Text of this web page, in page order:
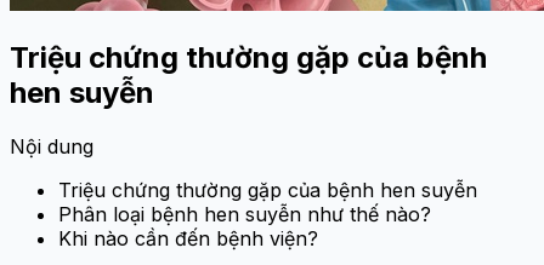
Triệu chứng thường gặp của bệnh
hen suyễn
Nội dung
Triệu chứng thường gặp của bệnh hen suyễn
Phân loại bệnh hen suyễn như thế nào?
Khi nào cần đến bệnh viện?